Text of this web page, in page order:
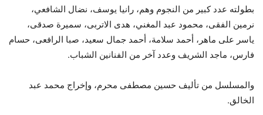
بطولته عدد كبير من النجوم وهم، رانيا يوسف، نضال الشافعي،
نرمين الفقى، محمود عبد المغني، هدى الاتربى، سميرة صدقى،
ياسر على ماهر، أحمد سلامة، أحمد جمال سعيد، صبا الرافعى، حسام
فارس، ماجد الشريف وعدد آخر من الفنانين الشباب.
والمسلسل من تأليف حسين مصطفى محرم، وإخراج محمد عبد
الخالق.